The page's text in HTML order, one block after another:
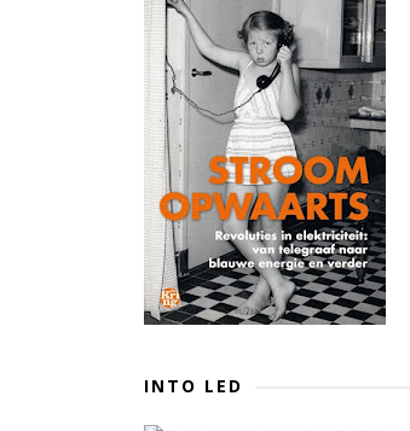
INTO LED